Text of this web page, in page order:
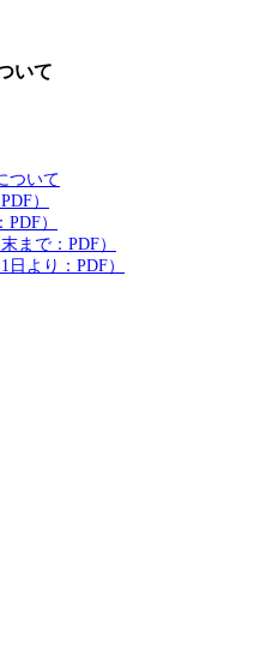
いて
ついて
）
）
まで：PDF）
より：PDF）